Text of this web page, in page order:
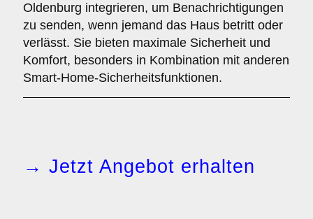
Oldenburg integrieren, um Benachrichtigungen
zu senden, wenn jemand das Haus betritt oder
verlässt. Sie bieten maximale Sicherheit und
Komfort, besonders in Kombination mit anderen
Smart-Home-Sicherheitsfunktionen.
→ Jetzt Angebot erhalten